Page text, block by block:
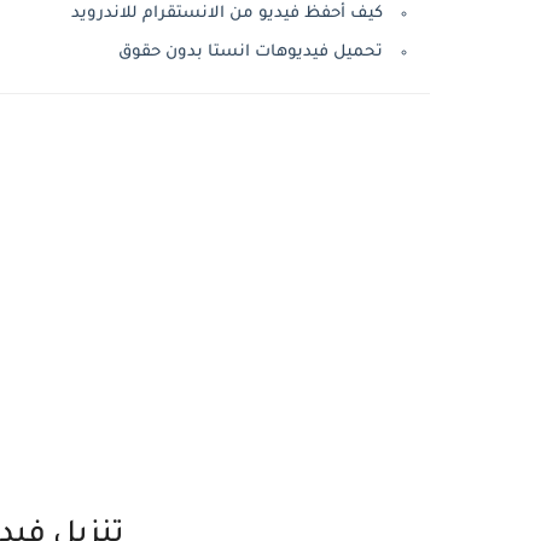
كيف أحفظ فيديو من الانستقرام للاندرويد
تحميل فيديوهات انستا بدون حقوق